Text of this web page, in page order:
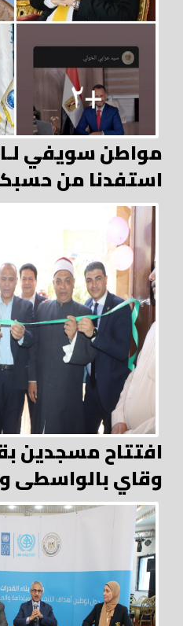
مواطن سويفي
استفدنا من
افتتاح مسجدين
وقاي بالواسطى